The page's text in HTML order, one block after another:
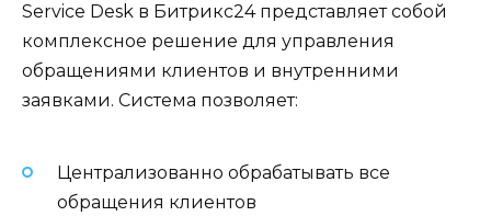
Service Desk в Битрикс24 представляет собой
комплексное решение для управления
обращениями клиентов и внутренними
заявками. Система позволяет:
Централизованно обрабатывать все
обращения клиентов